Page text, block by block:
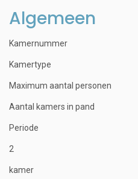
Algemeen
Kamernummer
Kamertype
Maximum aantal personen
Aantal kamers in pand
Periode
2
kamer